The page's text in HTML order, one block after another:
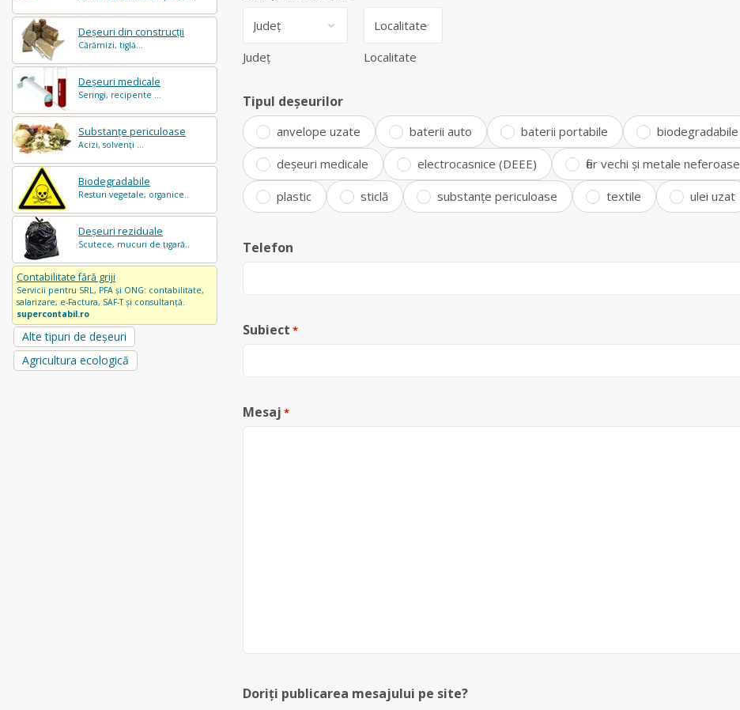
Deșeuri din construcții
Cărămizi, tiglă...
Deșeuri medicale
Seringi, recipente ...
Substanțe periculoase
Acizi, solvenți ...
Biodegradabile
Resturi vegetale, organice..
Deșeuri reziduale
Scutece, mucuri de țigară..
Contabilitate fără griji
Servicii pentru SRL, PFA și ONG: contabilitate,
salarizare, e-Factura, SAF-T și consultanță.
supercontabil.ro
Alte tipuri de deșeuri
Agricultura ecologică
Județ Localitate
Tipul deșeurilor
anvelope uzate baterii auto baterii portabile biodegradabile
deșeuri medicale electrocasnice (DEEE) fier vechi și metale neferoase
plastic sticlă substanțe periculoase textile ulei uzat
Telefon
Subiect *
Mesaj *
Doriți publicarea mesajului pe site?